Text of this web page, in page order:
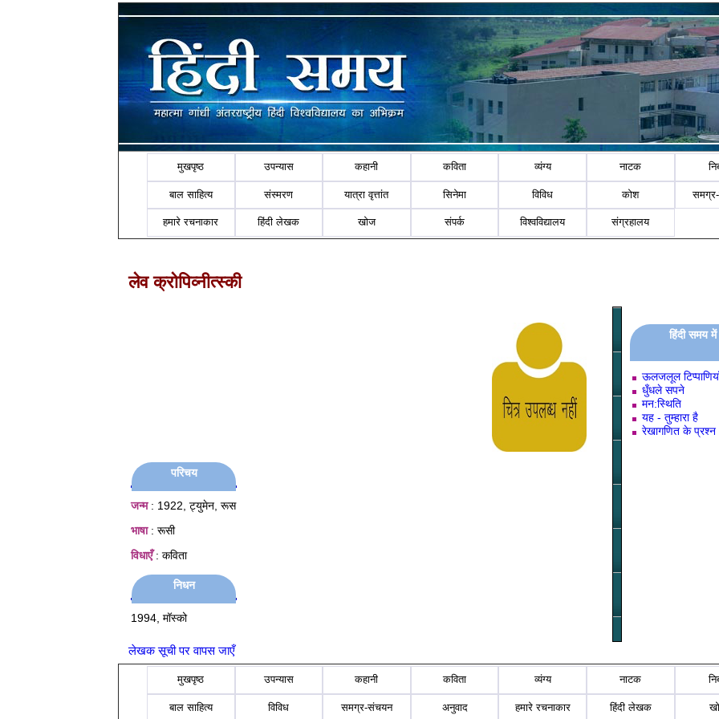
मुखपृष्ठ उपन्यास कहानी कविता व्यंग्य नाटक
बाल साहित्य संस्मरण यात्रा वृत्तांत सिनेमा विविध कोश
हमारे रचनाकार हिंदी लेखक खोज संपर्क विश्वविद्यालय संग्रहालय
लेव क्रोपिव्‍नीत्‍स्‍की
परिचय
जन्म: 1922, ट्युमेन, रूस
भाषा: रूसी
विधाएँ: कविता
निधन
1994, मॉस्को
हिंदी समय में
ऊलजलूल
धुँधले सपने
मन:स्थिति
यह - तुम्हारा है
रेखागणित के प्रश्न
लेखक सूची पर वापस जाएँ
मुखपृष्ठ उपन्यास कहानी कविता व्यंग्य नाटक
बाल साहित्य विविध समग्र-संचयन अनुवाद हमारे रचनाकार हिंदी लेखक